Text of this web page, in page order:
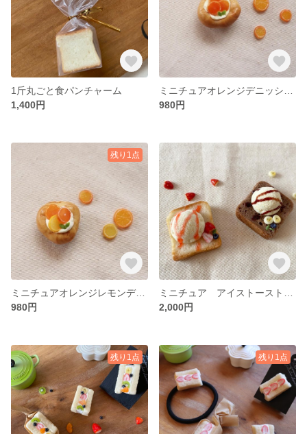
1斤丸ごと食パンチャーム
1,400円
980円
残り1点
ミニチュアオレンジレモンデニッシュのマグネット
980円
2,000円
残り1点 残り1点